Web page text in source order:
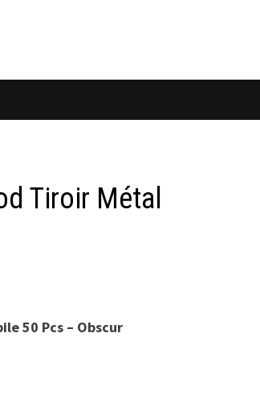
Tiroir Métal
50 Pcs – Obscur